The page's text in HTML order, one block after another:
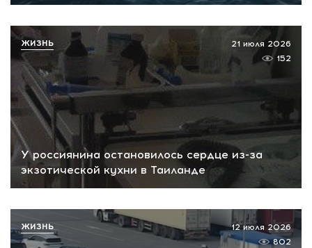
У россиянина остановилось сердце из-за
экзотической кухни в Таиланде
21 июля 2026
152
ЖИЗНЬ
12 июля 2026
802
ЖИЗНЬ